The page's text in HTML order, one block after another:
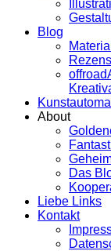
Blog
About
Das
Liebe Links
Kontakt